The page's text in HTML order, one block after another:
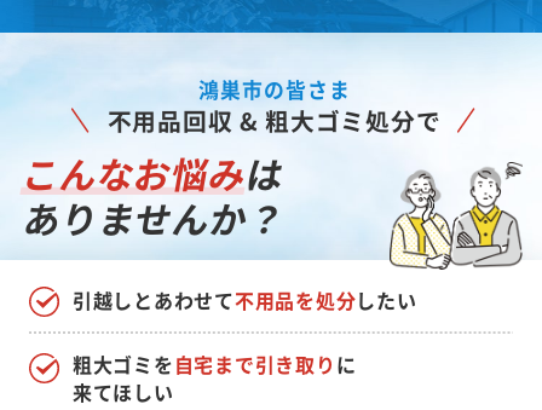
鴻巣市の皆さま
不用品回収 & 粗大ゴミ処分で
こんなお悩みは
ありませんか？
引越しとあわせて不用品を処分したい
粗大ゴミを自宅まで引き取り に
来てほしい